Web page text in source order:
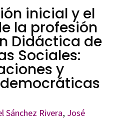
inicial y el
la profesión
Didáctica de
Sociales:
y
Sánchez Rivera, José